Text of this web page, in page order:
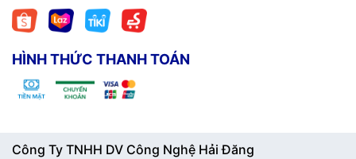
HÌNH THỨC THANH TOÁN
Công Ty TNHH DV Công Nghệ Hải Đăng